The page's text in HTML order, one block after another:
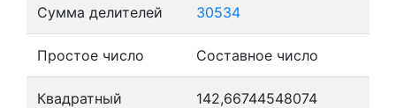
Сумма делителей 30534
Простое число Составное число
Квадратный
142,66744548074